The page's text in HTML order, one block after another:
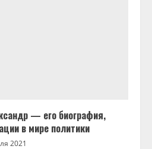
— его биография,
в мире политики
2021